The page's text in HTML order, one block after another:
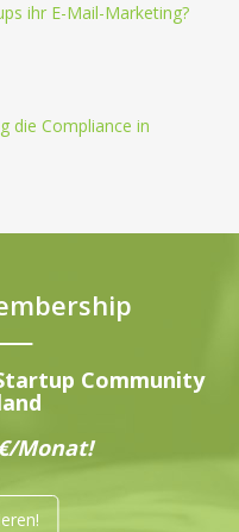
ihr E-Mail-Marketing?
die Compliance in
Community
Monat!